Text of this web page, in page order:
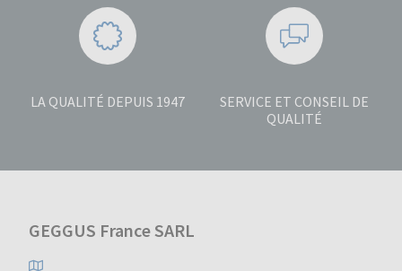
LA QUALITÉ DEPUIS 1947
SERVICE ET CONSEIL DE
QUALITÉ
GEGGUS France SARL